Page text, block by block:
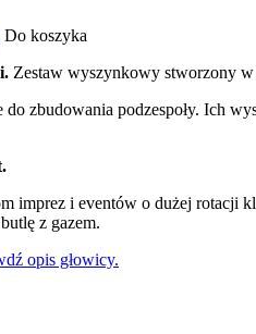
Do koszyka
Zestaw wyszynkowy stworzony
zbudowania podzespoły. Ich
imprez i eventów o dużej rotacji
z gazem.
opis głowicy.